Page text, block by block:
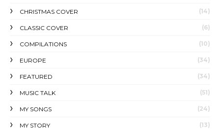
CHRISTMAS COVER (14)
CLASSIC COVER (6)
COMPILATIONS (10)
EUROPE (34)
FEATURED (34)
MUSIC TALK (51)
MY SONGS (24)
MY STORY (13)